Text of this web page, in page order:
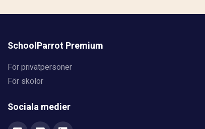
SchoolParrot Premium
För privatpersoner
För skolor
Sociala medier